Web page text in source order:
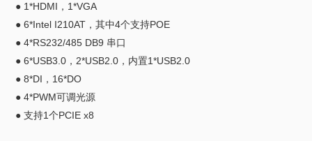
● 1*HDMI，1*VGA
● 6*Intel I210AT，其中4个支持POE
● 4*RS232/485 DB9 串口
● 6*USB3.0，2*USB2.0，内置1*USB2.0
● 8*DI，16*DO
● 4*PWM可调光源
● 支持1个PCIE x8